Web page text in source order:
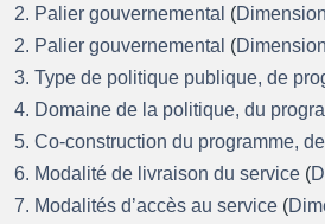
2. Palier gouvernemental (
2. Palier gouvernemental (
3. Type de politique publique, de
4. Domaine de la politique, du
5. Co-construction du programme,
6. Modalité de livraison du service (
7. Modalités d’accès au service (